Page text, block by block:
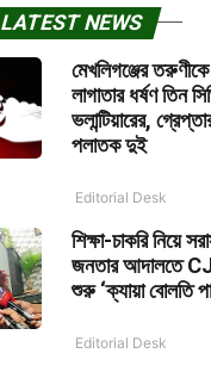
LATEST NEWS
মেখলিগঞ্জের তরুণীকে
লাগাতার ধর্ষণ তিন
ভলান্টিয়ারের,
পলাতক দুই
Editorial Desk
শিক্ষা-চাকরি নিয়ে
জনতার আদালতে
শুরু ‘ক্যায়া বোলতি
Editorial Desk